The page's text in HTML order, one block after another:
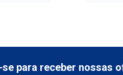
para receber nossas